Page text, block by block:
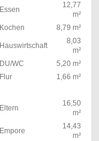
Essen
12,77
m²
Kochen
8,79 m²
Hauswirtschaft
8,03
m²
DU/WC
5,20 m²
Flur
1,66 m²
Eltern
16,50
m²
Empore
14,43
m²